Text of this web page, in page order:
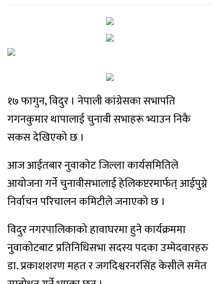
१७ फागुन, विदुर । नेपाली कांग्रेसका सभापति
गगनकुमार थापालाई चुनावी सभाहरू भ्याउन निकै
सकस देखिएको छ ।
आज आईतबार नुवाकोट जिल्ला कार्यसमितिले
आयोजना गर्ने चुनावीसभालाई हेलिकप्टरमार्फत् आईपुग्ने
निर्वाचन परिचालन कमिटीले जनाएको छ ।
विदुर नगरपालिकाको हावाघरमा हुने कार्यक्रममा
नुवाकोटबाट प्रतिनिधिसभा सदस्य पदका उम्मेदवारहरु
डा. प्रकाशशरण महत र जगदिश्वरनरसिंह केसीले समेत